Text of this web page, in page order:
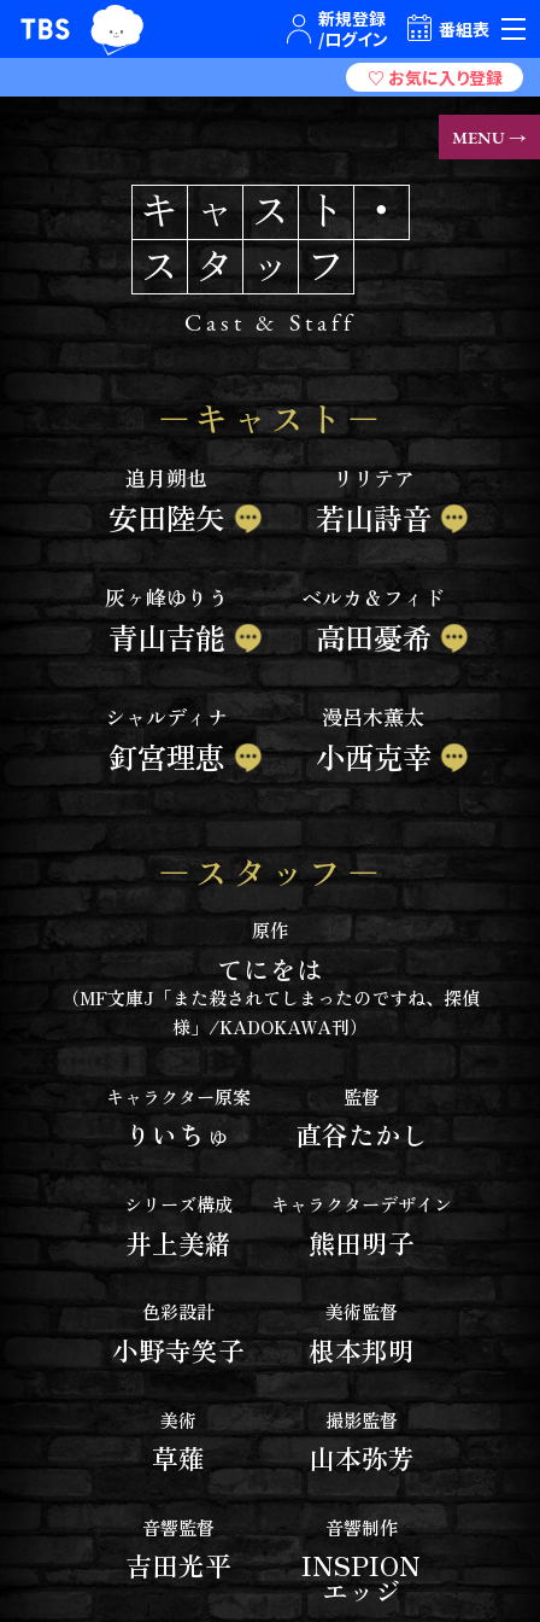
TBSテレビ｜ときめくときを。
TBSグループキャラクター『ワクティ』番組表
MENU →
キ ャ ス ト ・
ス タ ッ フ
Cast & Staff
キャスト
追月朔也
安田陸矢
リリテア
若山詩音
灰ヶ峰ゆりう
青山吉能
ベルカ＆フィド
高田憂希
シャルディナ
釘宮理恵
漫呂木薫太
小西克幸
スタッフ
原作
てにをは
（MF文庫J「また殺されてしまったのですね、探偵
様」/KADOKAWA刊）
キャラクター原案
りいちゅ
監督
直谷たかし
シリーズ構成
井上美緒
キャラクターデザイン
熊田明子
色彩設計
小野寺笑子
美術監督
根本邦明
美術
草薙
撮影監督
山本弥芳
音響監督
吉田光平
音響制作
INSPION
エッジ